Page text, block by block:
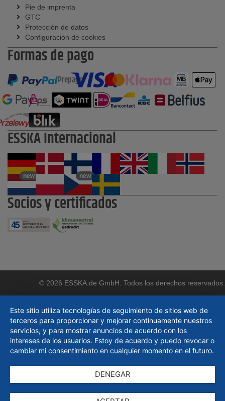
Pie de imprenta
GTC
Protección de datos
Configuración de cookies
Formas de pago
Prepago
ESSKA Internacional
new new
Socios y certificados
© 2026 ESSKA.de GmbH. Todos los derechos reservados.
Este sitio utiliza tecnologías de seguimiento de sitios web de
terceros para proporcionar y mejorar continuamente nuestros
servicios, y para mostrar anuncios de acuerdo con los
intereses de los usuarios. Estoy de acuerdo y puedo revocar o
cambiar mi consentimiento en cualquier momento en el futuro.
DENEGAR